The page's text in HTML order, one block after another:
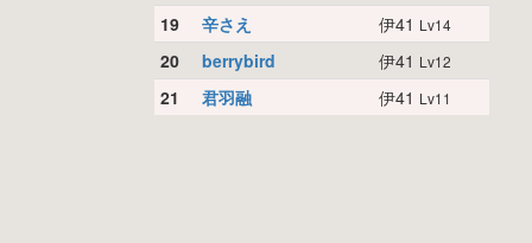
19 辛さえ 伊41 Lv14
20 berrybird 伊41 Lv12
21 君羽融 伊41 Lv11